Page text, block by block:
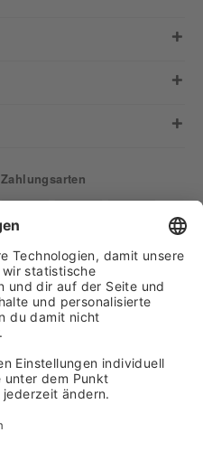
Zahlungsarten
Finden Sie uns auf:
Großhandel GmbH